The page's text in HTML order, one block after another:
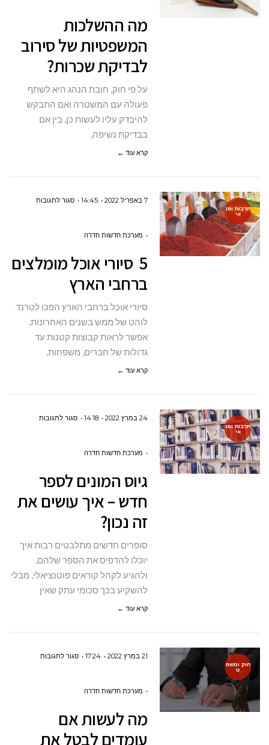
סירוב
מה ההשלכות
המשפטיות של סירוב
לבדיקת שכרות?
על פי חוק, חובת הנהג היא לשתף
פעולה עם המשטרה ואם התבקש
להיבדק עליו לעשות כן, בין אם
בבדיקת נשיפה,
קרא עוד ←
תרבות ופנ
אי
7 באפריל 2022 14:45 סגור לתגובותעל
מומלצים
מערכת חדשות חדרה
5 סיורי אוכל מומלצים
ברחבי הארץ
סיורי אוכל ברחבי הארץ הפכו לטרנד
לוהט של ממש בשנים האחרונות.
אפשר לראות קבוצות קטנות עד
גדולות של חברים, משפחות,
קרא עוד ←
תרבות ופנ
אי
24 במרץ 2022 14:18 סגור לתגובותעל
–
מערכת חדשות חדרה
גיוס המונים לספר
חדש – איך עושים את
זה נכון?
סופרים חדשים מתלבטים רבות איך
יוכלו להדפיס את הספר שלהם,
ולהגיע לקהל קוראים פוטנציאלי, מבלי
להשקיע בכך סכומי עתק שאין
קרא עוד ←
חוק ומשפ
ט
21 במרץ 2022 17:24 סגור לתגובותעל
מערכת חדשות חדרה
מה לעשות אם
עומדים לבטל את